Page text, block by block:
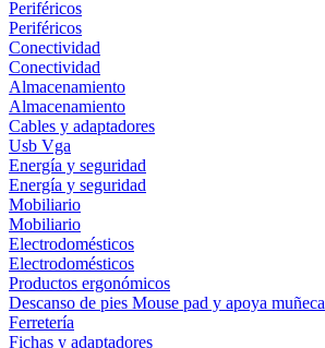
Periféricos
Periféricos
Conectividad
Conectividad
Almacenamiento
Almacenamiento
Cables y adaptadores
Usb Vga
Energía y seguridad
Energía y seguridad
Mobiliario
Mobiliario
Electrodomésticos
Electrodomésticos
Productos ergonómicos
Descanso de pies Mouse pad y apoya muñeca
Ferretería
Fichas y adaptadores